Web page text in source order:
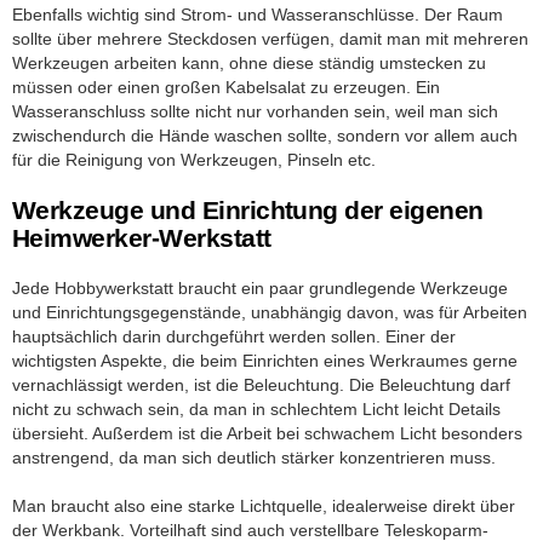
Ebenfalls wichtig sind Strom- und Wasseranschlüsse. Der Raum
sollte über mehrere Steckdosen verfügen, damit man mit mehreren
Werkzeugen arbeiten kann, ohne diese ständig umstecken zu
müssen oder einen großen Kabelsalat zu erzeugen. Ein
Wasseranschluss sollte nicht nur vorhanden sein, weil man sich
zwischendurch die Hände waschen sollte, sondern vor allem auch
für die Reinigung von Werkzeugen, Pinseln etc.
Werkzeuge und Einrichtung der eigenen
Heimwerker-Werkstatt
Jede Hobbywerkstatt braucht ein paar grundlegende Werkzeuge
und Einrichtungsgegenstände, unabhängig davon, was für Arbeiten
hauptsächlich darin durchgeführt werden sollen. Einer der
wichtigsten Aspekte, die beim Einrichten eines Werkraumes gerne
vernachlässigt werden, ist die Beleuchtung. Die Beleuchtung darf
nicht zu schwach sein, da man in schlechtem Licht leicht Details
übersieht. Außerdem ist die Arbeit bei schwachem Licht besonders
anstrengend, da man sich deutlich stärker konzentrieren muss.
Man braucht also eine starke Lichtquelle, idealerweise direkt über
der Werkbank. Vorteilhaft sind auch verstellbare Teleskoparm-